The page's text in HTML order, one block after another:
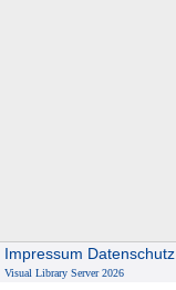
Impressum Datenschutz
Visual Library Server 2026